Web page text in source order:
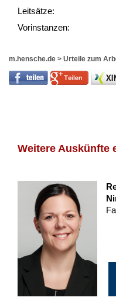
Leit­sätze:
Vor­ins­tan­zen:
m.hensche.de > Urteile zum
Weitere Auskünfte